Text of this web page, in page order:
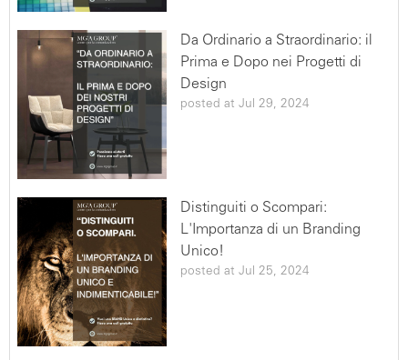
Da Ordinario a Straordinario: il
Prima e Dopo nei Progetti di
Design
posted at Jul 29, 2024
Distinguiti o Scompari:
L'Importanza di un Branding
Unico!
posted at Jul 25, 2024